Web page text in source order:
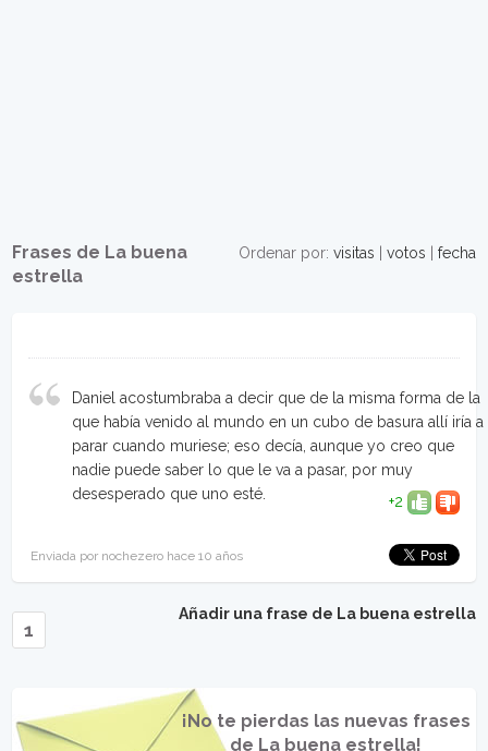
Ordenar por: visitas votos fecha
Frases de La buena
estrella
Daniel acostumbraba a decir que de la misma forma de la
que había venido al mundo en un cubo de basura allí iría a
parar cuando muriese; eso decía, aunque yo creo que
nadie puede saber lo que le va a pasar, por muy
desesperado que uno esté.
+2
Enviada por nochezero hace 10 años
Añadir una frase de La buena estrella
1
¡No te pierdas las nuevas frases
de La buena estrella!